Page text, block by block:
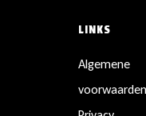
LINKS
Algemene